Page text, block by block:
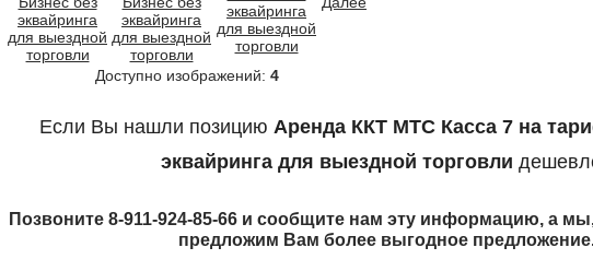
Доступно изображений: 4
Если Вы нашли позицию Аренда ККТ МТС Касса 7 на
эквайринга для выездной торговли
Позвоните 8-911-924-85-66 и сообщите нам эту информацию, а
предложим Вам более выгодное